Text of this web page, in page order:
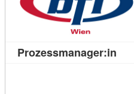
Prozessmanager:in